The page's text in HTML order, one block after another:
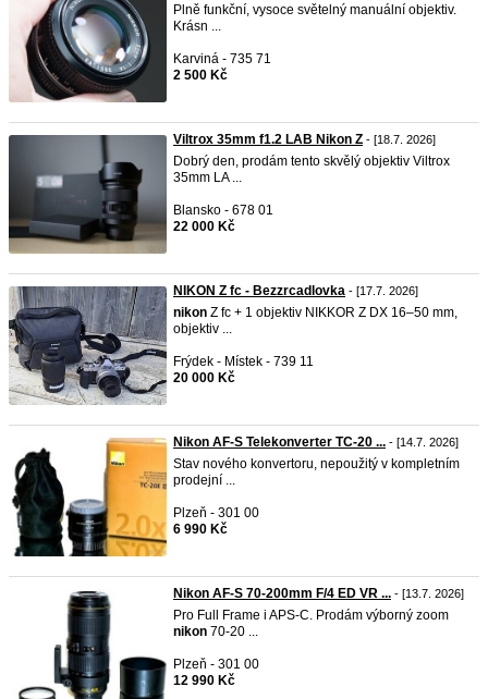
Plně funkční, vysoce světelný manuální objektiv.
Krásn ...
Karviná - 735 71
2 500 Kč
Viltrox 35mm f1.2 LAB Nikon Z - [18.7. 2026]
Dobrý den, prodám tento skvělý objektiv Viltrox
35mm LA ...
Blansko - 678 01
22 000 Kč
NIKON Z fc - Bezzrcadlovka - [17.7. 2026]
nikon Z fc + 1 objektiv NIKKOR Z DX 16–50 mm,
objektiv ...
Frýdek - Místek - 739 11
20 000 Kč
Nikon AF-S Telekonverter TC-20 ... - [14.7. 2026]
Stav nového konvertoru, nepoužitý v kompletním
prodejní ...
Plzeň - 301 00
6 990 Kč
Nikon AF-S 70-200mm F/4 ED VR ... - [13.7. 2026]
Pro Full Frame i APS-C. Prodám výborný zoom
nikon 70-20 ...
Plzeň - 301 00
12 990 Kč